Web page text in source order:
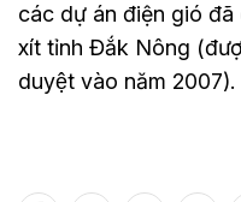
các dự án điện gió
xít tỉnh Đắk Nông
duyệt vào năm 2007).